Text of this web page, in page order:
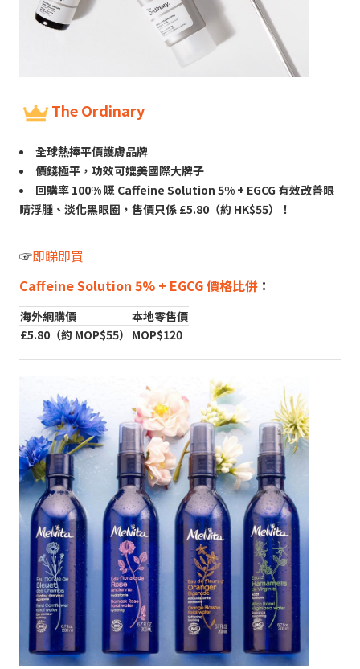
The Ordinary
全球熱捧平價護膚品牌
價錢極平，功效可媲美國際大牌子
回購率 100% 嘅 Caffeine Solution 5% + EGCG 有效改善眼
睛浮腫、淡化黑眼圈，售價只係 £5.80（約 HK$55）！
☞即睇即買
Caffeine Solution 5% + EGCG 價格比併 ：
海外網購價
本地零售價
£5.80（約 MOP$55） MOP$120